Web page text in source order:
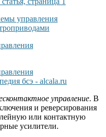
управление. В
и реверсирования
или контактную
усилители.